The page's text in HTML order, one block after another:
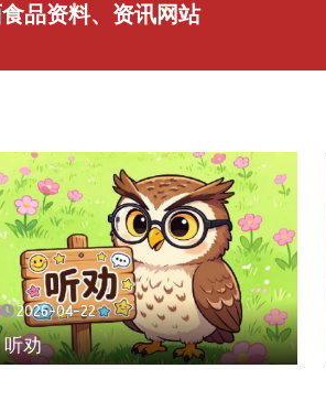
品资料、资讯网站
2026-04-22
听劝